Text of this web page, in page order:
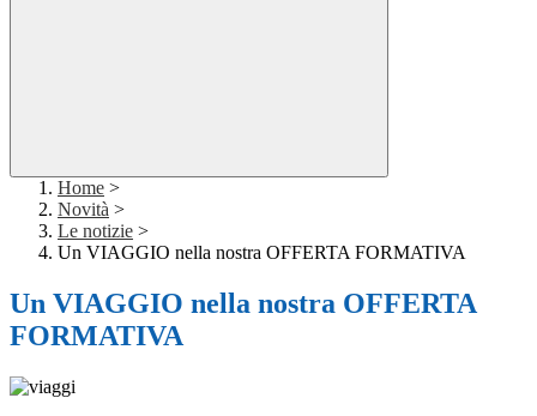
Home >
Novità >
Le notizie >
Un VIAGGIO nella nostra OFFERTA FORMATIVA
Un VIAGGIO nella nostra OFFERTA
FORMATIVA